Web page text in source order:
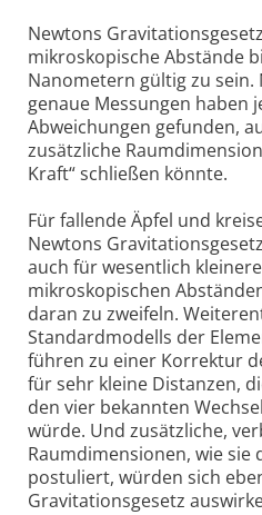
Newtons
mikroskopische Abstände
Nanometern gültig zu
genaue Messungen haben
Abweichungen gefunden,
zusätzliche
Kraft“ schließen könnte.
Für fallende Äpfel und
Newtons
auch für wesentlich
mikroskopischen
daran zu zweifeln.
Standardmodells der
führen zu einer Korrektur
für sehr kleine Distanzen,
den vier bekannten
würde. Und zusätzliche,
Raumdimensionen, wie sie
postuliert, würden sich
Gravitationsgesetz